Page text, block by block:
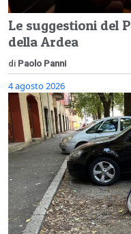
Le suggestioni del
della Ardea
di Paolo Panni
4 agosto 2026